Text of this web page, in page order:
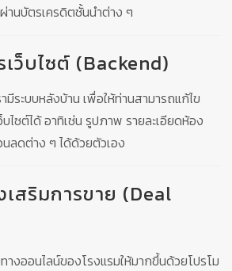
านบัตรเครดิตชั้นนำต่าง ๆ
ว็บไซต์ (Backend)
มีระบบหลังบ้าน เพื่อให้ท่านสามารถแก้ไข
ไซต์ได้ อาทิเช่น รูปภาพ รายละเอียดห้อง
ลดต่าง ๆ ได้ด้วยตัวเอง
สริมการขาย (Deal
งออนไลน์ของโรงแรมให้มากขึ้นด้วยโปรโม